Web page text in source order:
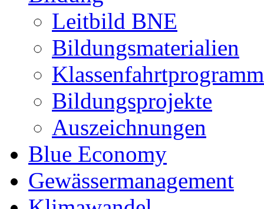
Leitbild BNE
Bildungsmaterialien
Klassenfahrtprogramm
Bildungsprojekte
Auszeichnungen
Blue Economy
Gewässermanagement